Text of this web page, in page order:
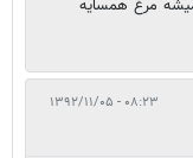
مرغ همسایه
۰۸:۲۳ - ۱۳۹۲/۱۱/۰۵